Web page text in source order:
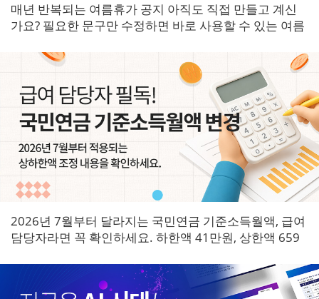
매년 반복되는 여름휴가 공지 아직도 직접 만들고 계신
가요? 필요한 문구만 수정하면 바로 사용할 수 있는 여름
2026년 7월부터 달라지는 국민연금 기준소득월액, 급여
담당자라면 꼭 확인하세요. 하한액 41만원, 상한액 659